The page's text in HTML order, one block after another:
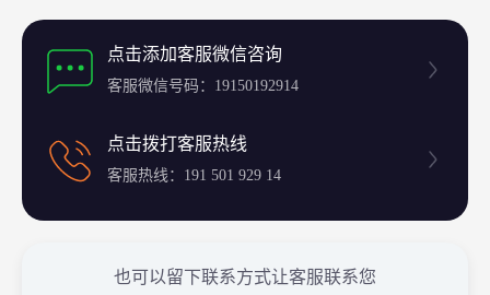
点击添加客服微信咨询
客服微信号码：19150192914
点击拨打客服热线
客服热线：191 501 929 14
也可以留下联系方式让客服联系您